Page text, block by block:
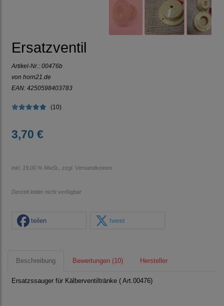
Ersatzventil
Artikel-Nr.: 00476b
von horn21.de
EAN: 4250598403783
(10)
3,70 €
inkl. 19,00 % MwSt., zzgl. Versandkosten
Derzeit leider nicht verfügbar
teilen tweet
Beschreibung Bewertungen (10) Hersteller
Ersatzssauger für Kälberventiltränke ( Art.00476)